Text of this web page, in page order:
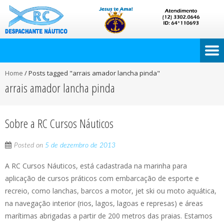
Home /Posts tagged "arrais amador lancha pinda"
arrais amador lancha pinda
Sobre a RC Cursos Náuticos
Posted on 5 de dezembro de 2013
A RC Cursos Náuticos, está cadastrada na marinha para
aplicação de cursos práticos com embarcação de esporte e
recreio, como lanchas, barcos a motor, jet ski ou moto aquática,
na navegação interior (rios, lagos, lagoas e represas) e áreas
marítimas abrigadas a partir de 200 metros das praias. Estamos